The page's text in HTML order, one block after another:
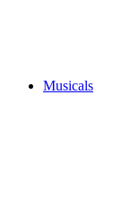
Musicals